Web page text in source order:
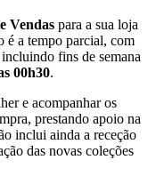
Vendas para a sua loja
é a tempo parcial, com
incluindo fins de semana
00h30.
e acompanhar os
prestando apoio na
inclui ainda a receção
das novas coleções